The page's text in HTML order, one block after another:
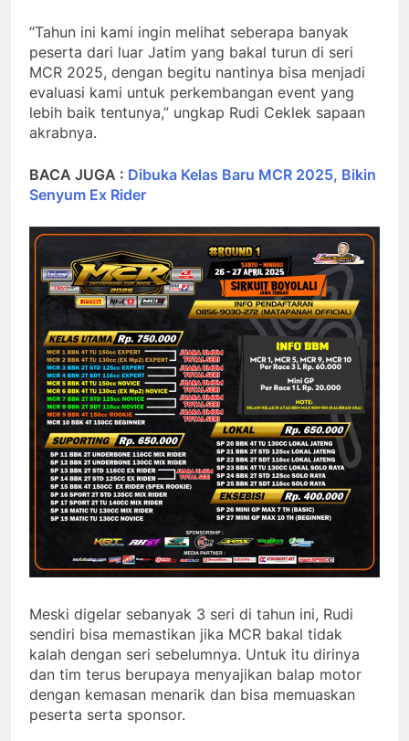
“Tahun ini kami ingin melihat seberapa banyak
peserta dari luar Jatim yang bakal turun di seri
MCR 2025, dengan begitu nantinya bisa menjadi
evaluasi kami untuk perkembangan event yang
lebih baik tentunya,” ungkap Rudi Ceklek sapaan
akrabnya.
BACA JUGA : Dibuka Kelas Baru MCR 2025, Bikin
Senyum Ex Rider
Meski digelar sebanyak 3 seri di tahun ini, Rudi
sendiri bisa memastikan jika MCR bakal tidak
kalah dengan seri sebelumnya. Untuk itu dirinya
dan tim terus berupaya menyajikan balap motor
dengan kemasan menarik dan bisa memuaskan
peserta serta sponsor.